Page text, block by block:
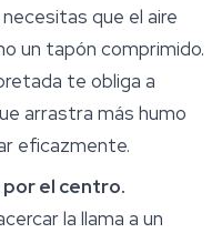
que el aire
un tapón comprimido.
te obliga a
arrastra más humo
eficazmente.
el centro.
la llama a un